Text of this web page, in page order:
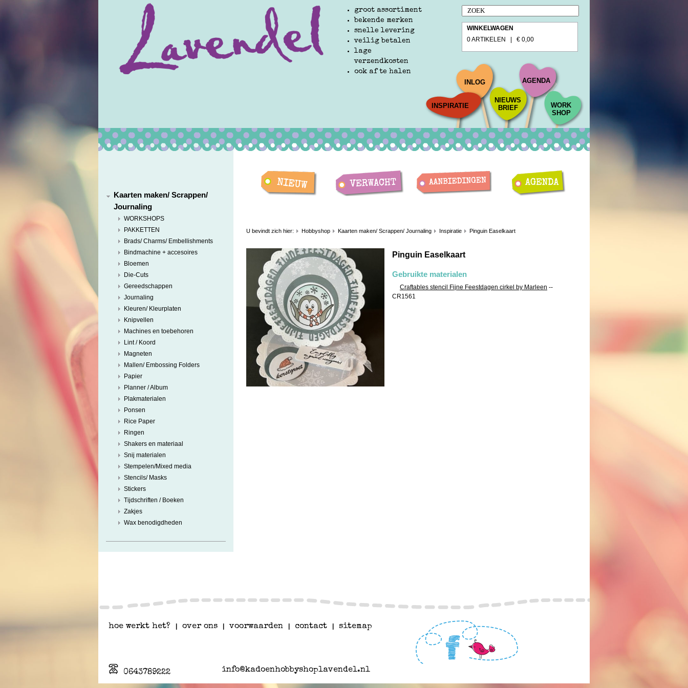
groot assortiment
bekende merken
snelle levering
veilig betalen
lage
verzendkosten
ook af te halen
WINKELWAGEN
0 ARTIKELEN | € 0,00
INSPIRATIE
INLOG
NIEUWS
BRIEF
AGENDA
WORK
SHOP
Kaarten maken/ Scrappen/
Journaling
WORKSHOPS
PAKKETTEN
Brads/ Charms/ Embellishments
Bindmachine + accesoires
Bloemen
Die-Cuts
Gereedschappen
Journaling
Kleuren/ Kleurplaten
Knipvellen
Machines en toebehoren
Lint / Koord
Magneten
Mallen/ Embossing Folders
Papier
Planner / Album
Plakmaterialen
Ponsen
Rice Paper
Ringen
Shakers en materiaal
Snij materialen
Stempelen/Mixed media
Stencils/ Masks
Stickers
Tijdschriften / Boeken
Zakjes
Wax benodigdheden
U bevindt zich hier: Hobbyshop Kaarten maken/ Scrappen/ Journaling Inspiratie Pinguin Easelkaart
Pinguin Easelkaart
Gebruikte materialen
Craftables stencil Fijne Feestdagen cirkel by Marleen --
CR1561
hoe werkt het? over ons voorwaarden contact sitemap
0643789222 info@kadoenhobbyshoplavendel.nl